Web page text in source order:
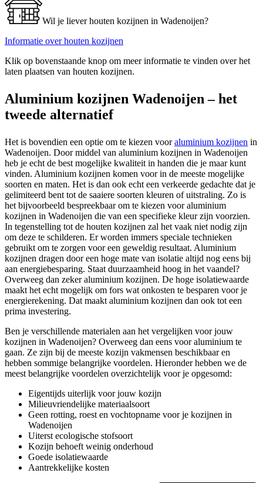
Wil je liever houten kozijnen in Wadenoijen?
Informatie over houten kozijnen
Klik op bovenstaande knop om meer informatie te vinden over het
laten plaatsen van houten kozijnen.
Aluminium kozijnen Wadenoijen – het
tweede alternatief
Het is bovendien een optie om te kiezen vooraluminium kozijnen in
Wadenoijen. Door middel van aluminium kozijnen in Wadenoijen
heb je echt de best mogelijke kwaliteit in handen die je maar kunt
vinden. Aluminium kozijnen komen voor in de meeste mogelijke
soorten en maten. Het is dan ook echt een verkeerde gedachte dat je
gelimiteerd bent tot de saaiere soorten kleuren of uitstraling. Zo is
het bijvoorbeeld bespreekbaar om te kiezen voor aluminium
kozijnen in Wadenoijen die van een specifieke kleur zijn voorzien.
In tegenstelling tot de houten kozijnen zal het vaak niet nodig zijn
om deze te schilderen. Er worden immers speciale technieken
gebruikt om te zorgen voor een geweldig resultaat. Aluminium
kozijnen dragen door een hoge mate van isolatie altijd nog eens bij
aan energiebesparing. Staat duurzaamheid hoog in het vaandel?
Overweeg dan zeker aluminium kozijnen. De hoge isolatiewaarde
maakt het echt mogelijk om fors wat onkosten te besparen voor je
energierekening. Dat maakt aluminium kozijnen dan ook tot een
prima investering.
Ben je verschillende materialen aan het vergelijken voor jouw
kozijnen in Wadenoijen? Overweeg dan eens voor aluminium te
gaan. Ze zijn bij de meeste kozijn vakmensen beschikbaar en
hebben sommige belangrijke voordelen. Hieronder hebben we de
meest belangrijke voordelen overzichtelijk voor je opgesomd:
Eigentijds uiterlijk voor jouw kozijn
Milieuvriendelijke materiaalsoort
Geen rotting, roest en vochtopname voor je kozijnen in
Wadenoijen
Uiterst ecologische stofsoort
Kozijn behoeft weinig onderhoud
Goede isolatiewaarde
Aantrekkelijke kosten